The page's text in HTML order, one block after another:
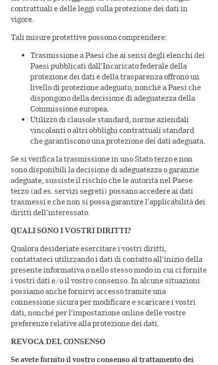
contrattuali e delle leggi sulla protezione dei dati in
vigore.
Tali misure protettive possono comprendere:
Trasmissione a Paesi che ai sensi degli elenchi dei
Paesi pubblicati dall’Incaricato federale della
protezione dei dati e della trasparenza offrono un
livello di protezione adeguato, nonché a Paesi che
dispongono della decisione di adeguatezza della
Commissione europea.
Utilizzo di clausole standard, norme aziendali
vincolanti o altri obblighi contrattuali standard
che garantiscono una protezione dei dati adeguata.
Se si verifica la trasmissione in uno Stato terzo e non
sono disponibili la decisione di adeguatezza o garanzie
adeguate, sussiste il rischio che le autorità nel Paese
terzo (ad es. servizi segreti) possano accedere ai dati
trasmessi e che non si possa garantire l’applicabilità dei
diritti dell’interessato.
QUALI SONO I VOSTRI DIRITTI?
Qualora desideriate esercitare i vostri diritti,
contattateci utilizzando i dati di contatto all’inizio della
presente informativa o nello stesso modo in cui ci fornite
i vostri dati e/o il vostro consenso. In alcune situazioni
possiamo anche fornirvi accesso tramite una
connessione sicura per modificare e scaricare i vostri
dati, nonché per l’impostazione online delle vostre
preferenze relative alla protezione dei dati.
REVOCA DEL CONSENSO
Se avete fornito il vostro consenso al trattamento dei